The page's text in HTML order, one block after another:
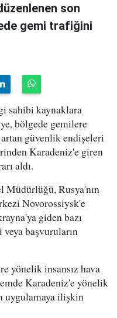
son
gemi trafiğini
sahibi kaynaklara
bölgede gemilere
artan güvenlik endişeleri
Karadeniz'e giren
aldı.
Müdürlüğü, Rusya'nın
Novorossiysk'e
giden bazı
başvuruların
yönelik insansız hava
Karadeniz'e yönelik
uygulamaya ilişkin